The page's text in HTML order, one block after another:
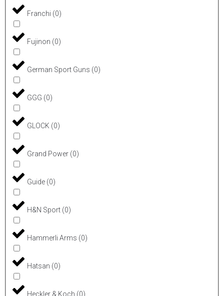
Franchi (0)
Fujinon (0)
German Sport Guns (0)
GGG (0)
GLOCK (0)
Grand Power (0)
Guide (0)
H&N Sport (0)
Hammerli Arms (0)
Hatsan (0)
Heckler & Koch (0)